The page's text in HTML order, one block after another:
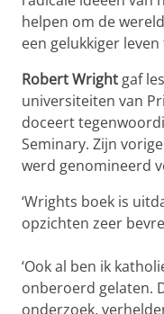
helpen om de
een gelukkiger
Robert Wright gaf
universiteiten van
doceert
Seminary. Zijn
werd genomineerd
‘Wrights boek is
opzichten zeer
‘Ook al ben ik
onberoerd gelaten.
onderzoek,